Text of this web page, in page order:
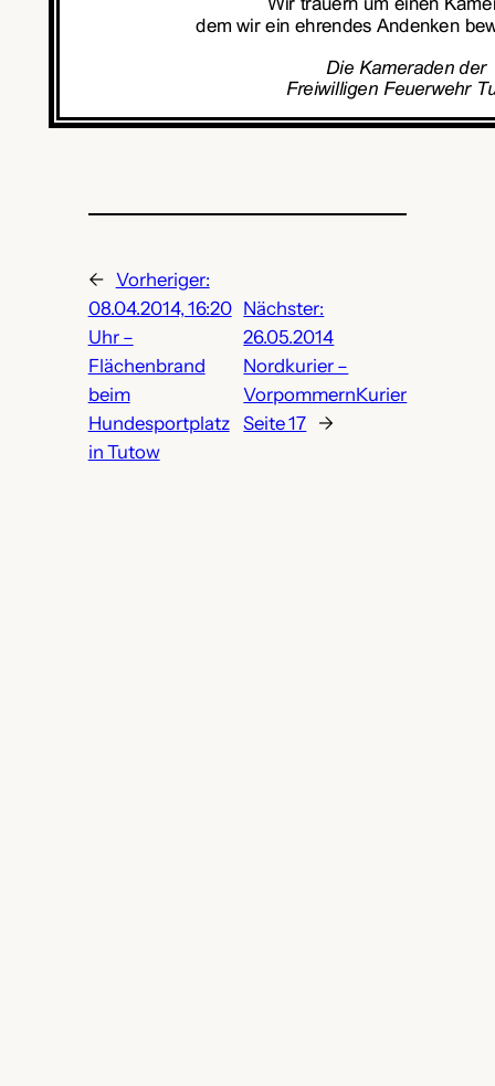
← Vorheriger:
08.04.2014, 16:20
Uhr –
Flächenbrand
beim
Hundesportplatz
in Tutow
Nächster:
26.05.2014
Nordkurier –
VorpommernKurier
Seite 17 →